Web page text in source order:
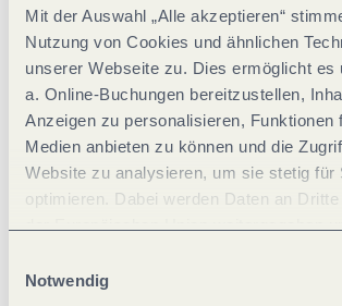
Mit der Auswahl „Alle akzeptieren“
Nutzung von Cookies und ähnlichen
unserer Webseite zu. Dies ermöglicht es
a. Online-Buchungen bereitzustellen,
Anzeigen zu personalisieren, Funktionen
Medien anbieten zu können und die
Website zu analysieren, um sie stetig für
optimieren. Dabei werden Daten an
jederzeit widerrufen werden. Mit der
Notwendig
Mundart haben viele Kulturen ihre Spuren
In kurzen Videoclips erläutern wir dir einige
Klick 'mal rein!
Zu den Videos "Mundart